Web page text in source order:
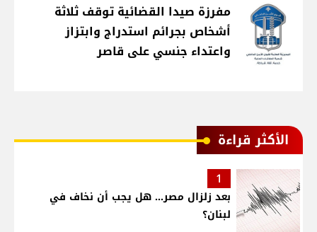
مفرزة صيدا القضائية توقف ثلاثة
أشخاص بجرائم استدراج وابتزاز
واعتداء جنسي على قاصر
الأكثر قراءة
1
بعد زلزال مصر... هل يجب أن نخاف في
لبنان؟